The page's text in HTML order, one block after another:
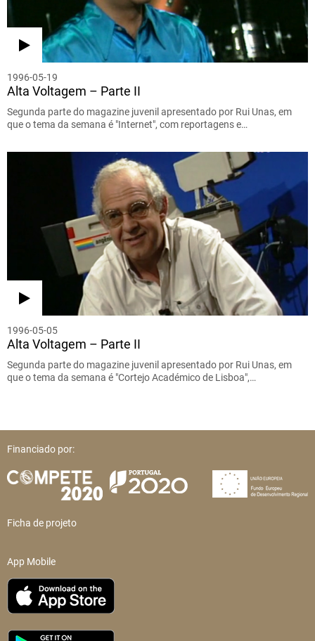
1996-05-19
Alta Voltagem – Parte II
Segunda parte do magazine juvenil apresentado por Rui Unas, em
que o tema da semana é "Internet", com reportagens e…
1996-05-05
Alta Voltagem – Parte II
Segunda parte do magazine juvenil apresentado por Rui Unas, em
que o tema da semana é "Cortejo Académico de Lisboa",…
Financiado por:
Ficha de projeto
App Mobile